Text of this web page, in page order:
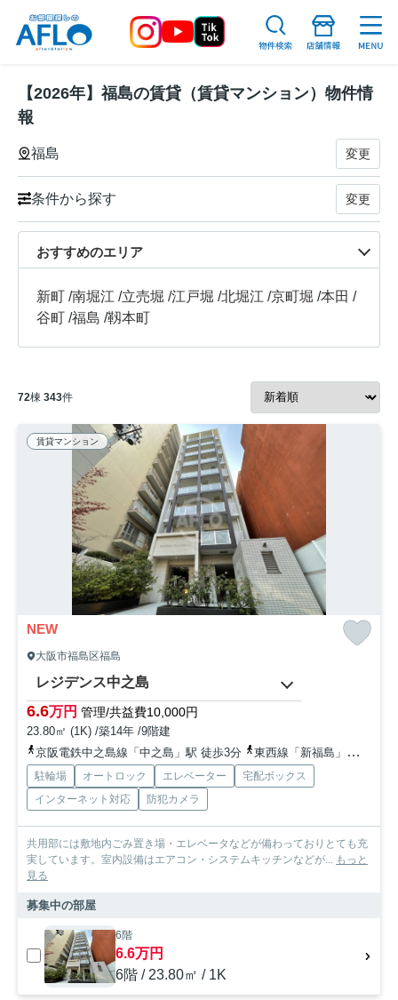
【2026年】福島の賃貸（賃貸マンション）物件情
報
福島 変更
条件から探す 変更
おすすめのエリア
新町 /南堀江 /立売堀 /江戸堀 /北堀江 /京町堀 /本田 /
谷町 /福島 /靱本町
72棟 343件
賃貸マンション
NEW
大阪市福島区福島
レジデンス中之島
6.6万円 管理/共益費10,000円
23.80㎡ (1K) /築14年 /9階建
京阪電鉄中之島線「中之島」駅 徒歩3分
東西線「新福島」駅 徒歩6分
駐輪場 オートロック エレベーター
宅配ボックス
インターネット対応
防犯カメラ
共用部には敷地内ごみ置き場・エレベータなどが備わっておりとても充
実しています。室内設備はエアコン・システムキッチンなどが...
もっと
見る
募集中の部屋
6階
6.6万円
6階 / 23.80㎡ / 1K